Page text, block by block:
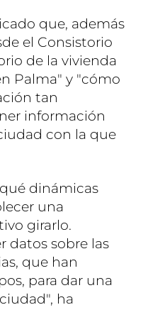
que, además
el Consistorio
de la vivienda
Palma" y "cómo
tan
información
con la que
dinámicas
una
girarlo.
datos sobre las
que han
para dar una
ha